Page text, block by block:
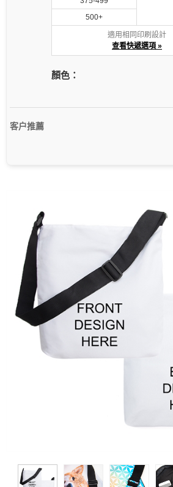
500+
適用相同印刷設計
查看快遞選項 »
顏色：
客户推薦